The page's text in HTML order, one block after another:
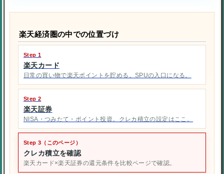
楽天経済圏の中での位置づけ
Step 1
楽天カード
日常の買い物で楽天ポイントを貯める。SPUの入口になる。
Step 2
楽天証券
NISA・つみたて・ポイント投資。クレカ積立の設定はここ。
Step 3（このページ）
クレカ積立を確認
楽天カード×楽天証券の還元条件を比較ページで確認。